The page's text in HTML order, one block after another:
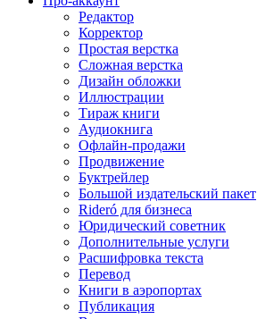
Редактор
Корректор
Простая верстка
Сложная верстка
Дизайн обложки
Иллюстрации
Тираж книги
Аудиокнига
Офлайн-продажи
Продвижение
Буктрейлер
Большой издательский пакет
Rideró для бизнеса
Юридический советник
Дополнительные услуги
Расшифровка текста
Перевод
Книги в аэропортах
Публикация